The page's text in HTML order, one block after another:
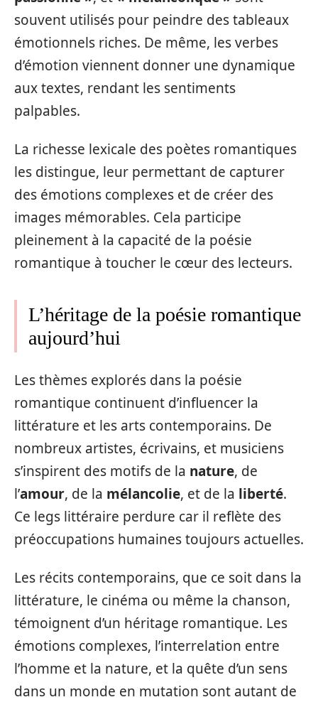
souvent utilisés pour peindre des tableaux
émotionnels riches. De même, les verbes
d’émotion viennent donner une dynamique
aux textes, rendant les sentiments
palpables.
La richesse lexicale des poètes romantiques
les distingue, leur permettant de capturer
des émotions complexes et de créer des
images mémorables. Cela participe
pleinement à la capacité de la poésie
romantique à toucher le cœur des lecteurs.
L’héritage de la poésie romantique
aujourd’hui
Les thèmes explorés dans la poésie
romantique continuent d’influencer la
littérature et les arts contemporains. De
nombreux artistes, écrivains, et musiciens
s’inspirent des motifs de la nature, de
l’amour, de la mélancolie, et de la liberté.
Ce legs littéraire perdure car il reflète des
préoccupations humaines toujours actuelles.
Les récits contemporains, que ce soit dans la
littérature, le cinéma ou même la chanson,
témoignent d’un héritage romantique. Les
émotions complexes, l’interrelation entre
l’homme et la nature, et la quête d’un sens
dans un monde en mutation sont autant de